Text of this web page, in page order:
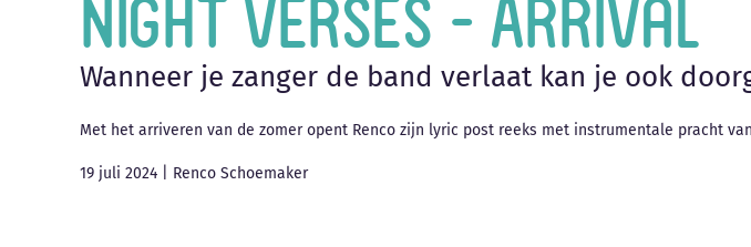
Night Verses – Arrival
Wanneer je zanger de band verlaat kan je ook
Met het arriveren van de zomer opent Renco zijn lyric post reeks met instrumentale pracht
19 juli 2024 Renco Schoemaker